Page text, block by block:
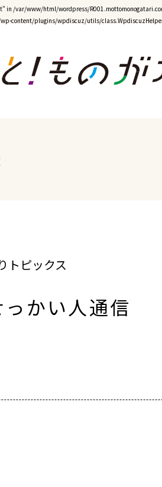
in /var/www/html/wordpress/
content/plugins/wpdiscuz/utils/
トピックス
かい人通信